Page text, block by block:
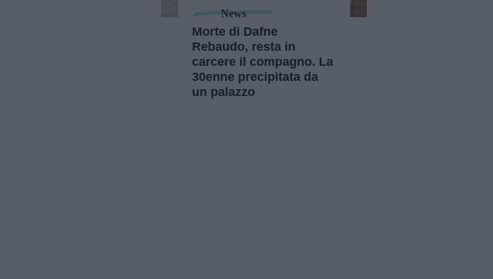
News
Morte di Dafne
Rebaudo, resta in
carcere il compagno. La
30enne precipitata da
un palazzo